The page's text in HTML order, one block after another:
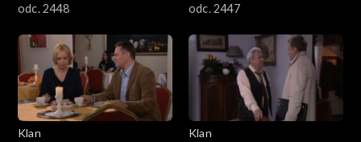
odc. 2448
odc. 2447
Klan
Klan